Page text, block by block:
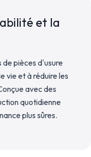
et la
pièces d'usure
vie et à réduire les
avec des
quotidienne
plus sûres.